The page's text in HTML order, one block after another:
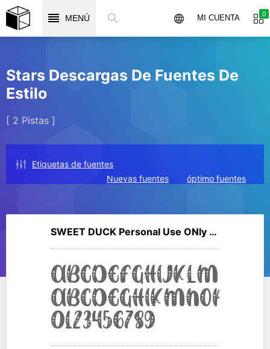
MENÚ 0
MI CUENTA
Stars Descargas De Fuentes De
Estilo
[ 2 Pistas ]
Etiquetas de fuentes
Nuevas fuentes
óptimo fuentes
SWEET DUCK Personal Use ONly Stars